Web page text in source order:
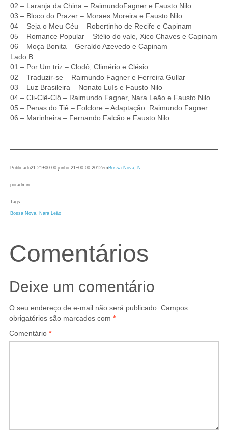
02 – Laranja da China – RaimundoFagner e Fausto Nilo
03 – Bloco do Prazer – Moraes Moreira e Fausto Nilo
04 – Seja o Meu Céu – Robertinho de Recife e Capinam
05 – Romance Popular – Stélio do vale, Xico Chaves e Capinam
06 – Moça Bonita – Geraldo Azevedo e Capinam
Lado B
01 – Por Um triz – Clodô, Climério e Clésio
02 – Traduzir-se – Raimundo Fagner e Ferreira Gullar
03 – Luz Brasileira – Nonato Luís e Fausto Nilo
04 – Cli-Clê-Clô – Raimundo Fagner, Nara Leão e Fausto Nilo
05 – Penas do Tiê – Folclore – Adaptação: Raimundo Fagner
06 – Marinheira – Fernando Falcão e Fausto Nilo
Publicado21 21+00:00 junho 21+00:00 2012em Bossa Nova N
poradmin
Tags:
Bossa Nova Nara Leão
Comentários
Deixe um comentário
O seu endereço de e-mail não será publicado. Campos
obrigatórios são marcados com *
Comentário *